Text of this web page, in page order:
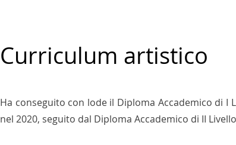
Curriculum artistico
Ha conseguito con lode il Diploma Accademico di I
nel 2020, seguito dal Diploma Accademico di II